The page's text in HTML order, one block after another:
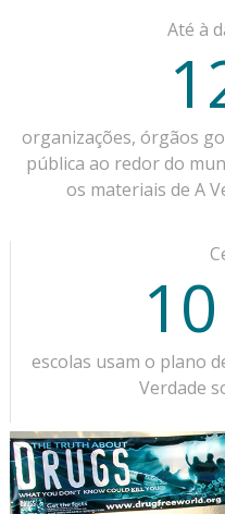
Até à
organizações, órgãos
pública ao redor do
os materiais de A
escolas usam o plano
Verdade